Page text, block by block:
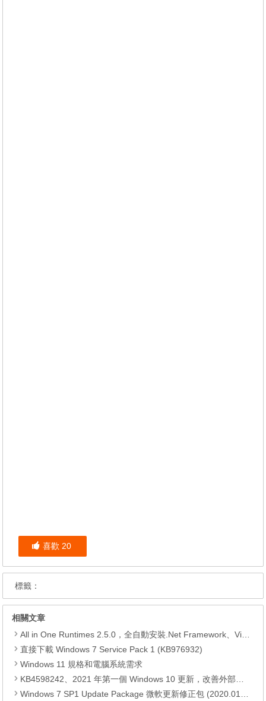
喜歡 20
標籤：
相關文章
All in One Runtimes 2.5.0，全自動安裝.Net Framework、Visual C++、DirectX、Flash Player、JRE
直接下載 Windows 7 Service Pack 1 (KB976932)
Windows 11 規格和電腦系統需求
KB4598242、2021 年第一個 Windows 10 更新，改善外部裝置安全性、解決HTTPS安全漏洞、印表機呼叫(RPC)漏洞
Windows 7 SP1 Update Package 微軟更新修正包 (2020.01月份)